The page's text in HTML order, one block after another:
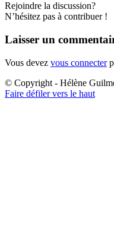
Rejoindre la discussion?
N’hésitez pas à contribuer !
Laisser un
Vous devez vous connecter
© Copyright - Hélène
Faire défiler vers le haut